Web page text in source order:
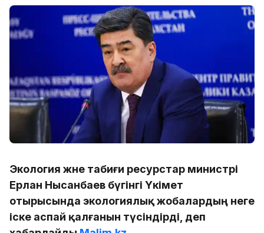
Экология және табиғи ресурстар министрі
Ерлан Нысанбаев бүгінгі Үкімет
отырысында экологиялық жобалардың неге
іске аспай қалғанын түсіндірді, деп